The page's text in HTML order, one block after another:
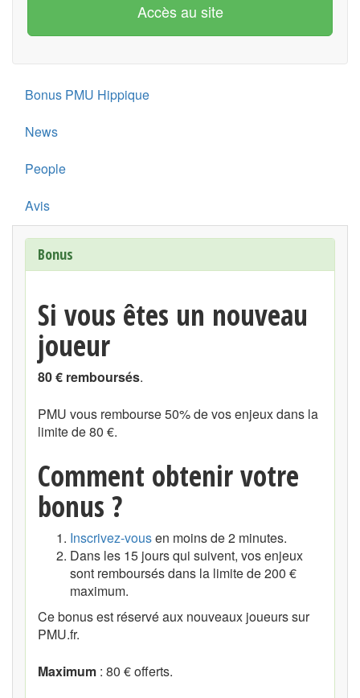
Accès au site
Bonus PMU Hippique
News
People
Avis
Bonus
Si vous êtes un nouveau
joueur
80 € remboursés.
PMU vous rembourse 50% de vos enjeux dans la
limite de 80 €.
Comment obtenir votre
bonus ?
Inscrivez-vousen moins de 2 minutes.
Dans les 15 jours qui suivent, vos enjeux
sont remboursés dans la limite de 200 €
maximum.
Ce bonus est réservé aux nouveaux joueurs sur
PMU.fr.
Maximum : 80 € offerts.